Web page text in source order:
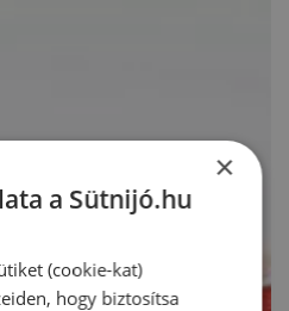
×
a Sütnijó.hu
(cookie-kat)
hogy biztosítsa